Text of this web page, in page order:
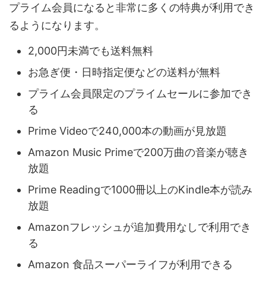
プライム会員になると非常に多くの特典が利用でき
るようになります。
2,000円未満でも送料無料
お急ぎ便・日時指定便などの送料が無料
プライム会員限定のプライムセールに参加でき
る
Prime Videoで240,000本の動画が見放題
Amazon Music Primeで200万曲の音楽が聴き
放題
Prime Readingで1000冊以上のKindle本が読み
放題
Amazonフレッシュが追加費用なしで利用でき
る
Amazon 食品スーパーライフが利用できる